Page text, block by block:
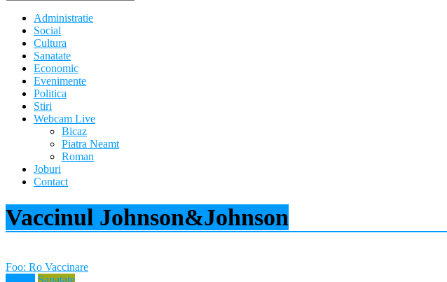
Administratie
Social
Cultura
Sanatate
Economic
Evenimente
Politica
Stiri
Webcam Live
Bicaz
Piatra Neamt
Roman
Joburi
Contact
Vaccinul Johnson&Johnson
Foo: Ro Vaccinare
Sanatate